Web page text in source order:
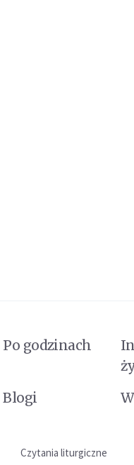
Po godzinach
Blogi
Czytania liturgiczne